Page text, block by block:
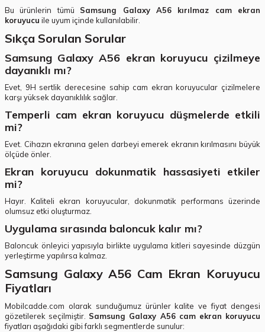
Bu ürünlerin tümü Samsung Galaxy A56 kırılmaz cam ekran
koruyucu ile uyum içinde kullanılabilir.
Sıkça Sorulan Sorular
Samsung Galaxy A56 ekran koruyucu çizilmeye
dayanıklı mı?
Evet, 9H sertlik derecesine sahip cam ekran koruyucular çizilmelere
karşı yüksek dayanıklılık sağlar.
Temperli cam ekran koruyucu düşmelerde etkili
mi?
Evet. Cihazın ekranına gelen darbeyi emerek ekranın kırılmasını büyük
ölçüde önler.
Ekran koruyucu dokunmatik hassasiyeti etkiler
mi?
Hayır. Kaliteli ekran koruyucular, dokunmatik performans üzerinde
olumsuz etki oluşturmaz.
Uygulama sırasında baloncuk kalır mı?
Baloncuk önleyici yapısıyla birlikte uygulama kitleri sayesinde düzgün
yerleştirme yapılırsa kalmaz.
Samsung Galaxy A56 Cam Ekran Koruyucu
Fiyatları
Mobilcadde.com olarak sunduğumuz ürünler kalite ve fiyat dengesi
gözetilerek seçilmiştir. Samsung Galaxy A56 cam ekran koruyucu
fiyatları aşağıdaki gibi farklı segmentlerde sunulur: